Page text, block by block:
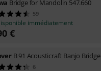
Bridge for Mandolin 547.660
59
immédiatement
€
B 91 Acousticraft Banjo Bridge
6